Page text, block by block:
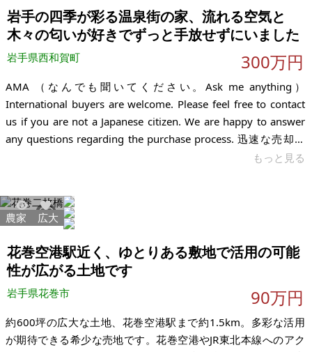
や土地の現況をご確認いただいたうえで、お互いに納得できる
条件でお譲りできればと考えています。
岩手の四季が彩る温泉街の家、流れる空気と
木々の匂いが好きでずっと手放せずにいました
岩手県西和賀町 300万円
AMA （なんでも聞いてください。Ask me anything）
International buyers are welcome. Please feel free to contact
us if you are not a Japanese citizen. We are happy to answer
any questions regarding the purchase process. 迅速な売却を
目的として、価格を見直しました。この機会にぜひご検討くだ
もっと見る
5883 15
農家 広大
花巻空港駅近く、ゆとりある敷地で活用の可能
性が広がる土地です
岩手県花巻市 90万円
約600坪の広大な土地、花巻空港駅まで約1.5km。多彩な活用
が期待できる希少な売地です。花巻空港やJR東北本線へのアク